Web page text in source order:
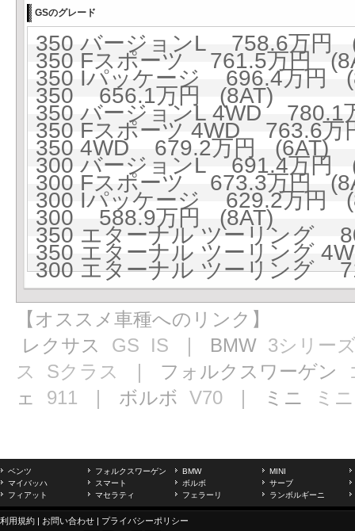
GSのグレード
350 バージョンL 758.6万円
350 Fスポーツ 761.5万円
350 Iパッケージ 696.4万円
350 656.1万円 (8AT)
350 バージョンL 4WD 780.1
350 Fスポーツ 4WD 763.6万
350 4WD 679.2万円 (6AT)
300 バージョンL 691.4万円
300 Fスポーツ 673.3万円
300 Iパッケージ 629.2万円
300 588.9万円 (8AT)
350 エターナル ツーリング
350 エターナル ツーリング
300 エターナル ツーリング
【オススメ車種へのリンク】
レクサス GS IS ｜ BMW 3シリー
ス
Sクラス ｜ フォルクスワーゲン
ェ 911 ｜ ボルボ V70 ｜ ミニ ミニ
ベンツ フォルクスワーゲン BMW
MINI
マイバッハ
スマート ボルボ
サーブ
フィアット
マセラティ フェラーリ ランボルギーニ
利用規約 | お問い合わせ | プライバシーポリシー